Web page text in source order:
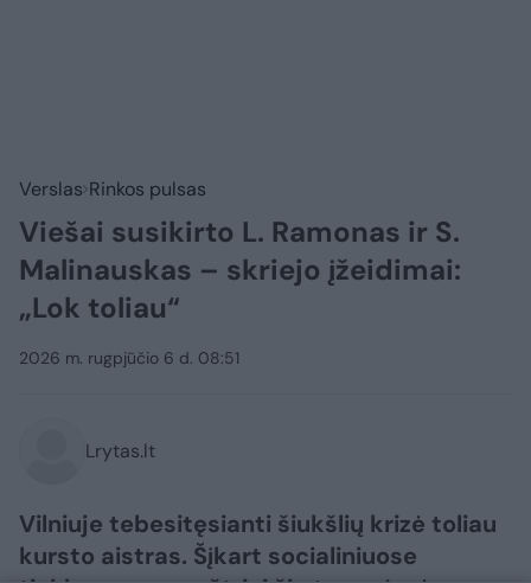
Verslas Rinkos pulsas
Viešai susikirto L. Ramonas ir S.
Malinauskas – skriejo įžeidimai:
„Lok toliau“
2026 m. rugpjūčio 6 d. 08:51
Lrytas.lt
Vilniuje tebesitęsianti šiukšlių krizė toliau
kursto aistras. Šįkart socialiniuose